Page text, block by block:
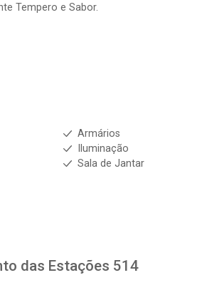
Tempero e Sabor.
Armários
Iluminação
Sala de Jantar
das Estações 514